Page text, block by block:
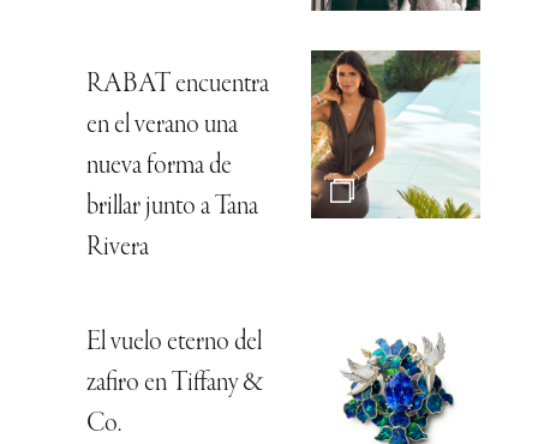
RABAT encuentra
en el verano una
nueva forma de
brillar junto a Tana
Rivera
El vuelo eterno del
zafiro en Tiffany &
Co.